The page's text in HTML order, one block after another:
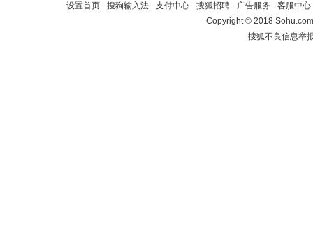
设置首页 - 搜狗输入法 - 支付中心 - 搜狐招聘 - 广告服务 - 客服中心
Copyright©2018
搜狐不良信息举